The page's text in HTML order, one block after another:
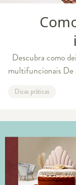
Descubra como
multifuncionais De acordo com o Pinterest e a WGSN, duas
ambientes
Dicas práticas